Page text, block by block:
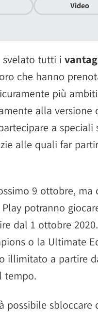
Video
svelato tutti i
che hanno
più
alla versione
a speciali
alle quali far
9 ottobre,
potranno
dal 1 ottobre
o la Ultimate
illimitato a partire
tempo.
possibile sbloccare